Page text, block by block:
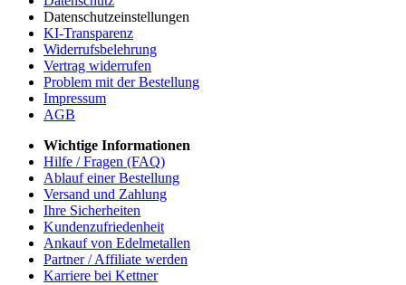
Datenschutzeinstellungen
KI-Transparenz
Widerrufsbelehrung
Vertrag widerrufen
Problem mit der Bestellung
Impressum
AGB
Wichtige Informationen
Hilfe / Fragen (FAQ)
Ablauf einer Bestellung
Versand und Zahlung
Ihre Sicherheiten
Kundenzufriedenheit
Ankauf von Edelmetallen
Partner / Affiliate werden
Karriere bei Kettner